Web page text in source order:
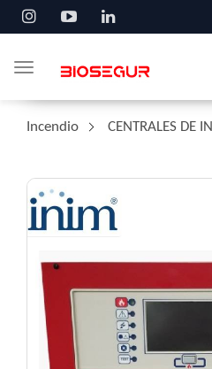
Toggle navigation
Incendio CENTRALES DE